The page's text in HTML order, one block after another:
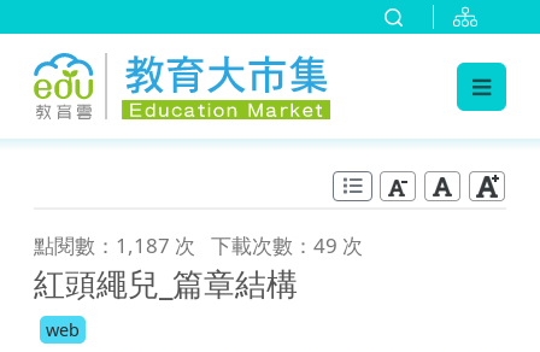
點閱數：1,187 次 下載次數：49 次
紅頭繩兒_篇章結構
web